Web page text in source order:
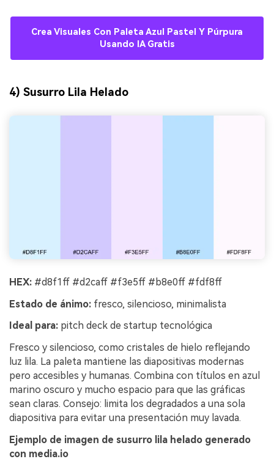
Crea Visuales Con Paleta Azul Pastel Y Púrpura
Usando IA Gratis
4) Susurro Lila Helado
HEX: #d8f1ff #d2caff #f3e5ff #b8e0ff #fdf8ff
Estado de ánimo: fresco, silencioso, minimalista
Ideal para: pitch deck de startup tecnológica
Fresco y silencioso, como cristales de hielo reflejando
luz lila. La paleta mantiene las diapositivas modernas
pero accesibles y humanas. Combina con títulos en azul
marino oscuro y mucho espacio para que las gráficas
sean claras. Consejo: limita los degradados a una sola
diapositiva para evitar una presentación muy lavada.
Ejemplo de imagen de susurro lila helado generado
con media.io